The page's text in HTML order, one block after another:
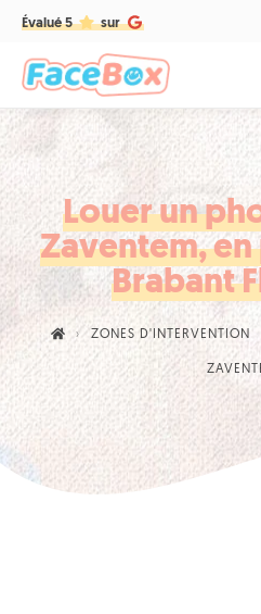
Évalué 5 sur
ACCUEIL
FORMULES
TARIFS
FAQ
CONTACT
NOUS
APPELER
RÉSERVER
Louer un
Zaventem,
Brabant
ZONES D'INTERVENTION